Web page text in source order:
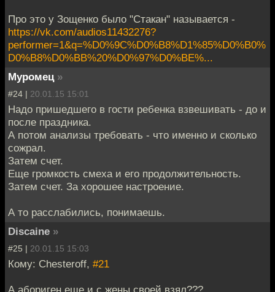
Про это у Зощенко было "Стакан" называется -
https://vk.com/audios11432276?
performer=1&q=%D0%9C%D0%B8%D1%85%D0%B0%
D0%B8%D0%BB%20%D0%97%D0%BE%...
Муромец »
#24 | 20.01.15 15:01
Надо пришедшего в гости ребенка взвешивать - до и
после праздника.
А потом анализы требовать - что именно и сколько
сожрал.
Затем счет.
Еще громкость смеха и его продолжительность.
Затем счет. За хорошее настроение.
А то расслабились, понимаешь.
Discaine »
#25 | 20.01.15 15:03
Кому: Chesteroff, #21
А абориген еще и с жены своей взял???